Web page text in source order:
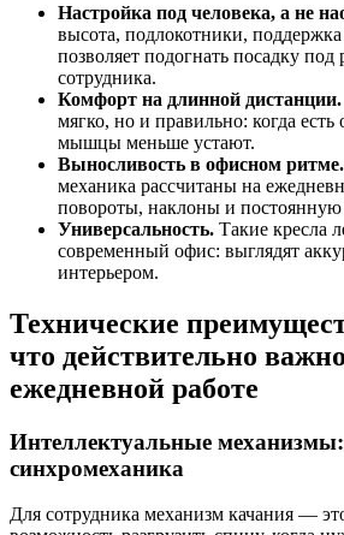
Настройка под человека, а не
высота, подлокотники,
позволяет подогнать посадку
сотрудника.
Комфорт на длинной дистанции.
мягко, но и правильно: когда
мышцы меньше устают.
Выносливость в офисном ритме.
механика рассчитаны на
повороты, наклоны и постоянную
Универсальность. Такие кресла
современный офис: выглядят
интерьером.
Технические
что действительно
ежедневной работе
Интеллектуальные
синхромеханика
Для сотрудника механизм качания —